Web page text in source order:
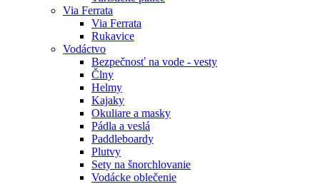
Via Ferrata
Via Ferrata
Rukavice
Vodáctvo
Bezpečnosť na vode - vesty
Člny
Helmy
Kajaky
Okuliare a masky
Pádla a veslá
Paddleboardy
Plutvy
Sety na šnorchlovanie
Vodácke oblečenie